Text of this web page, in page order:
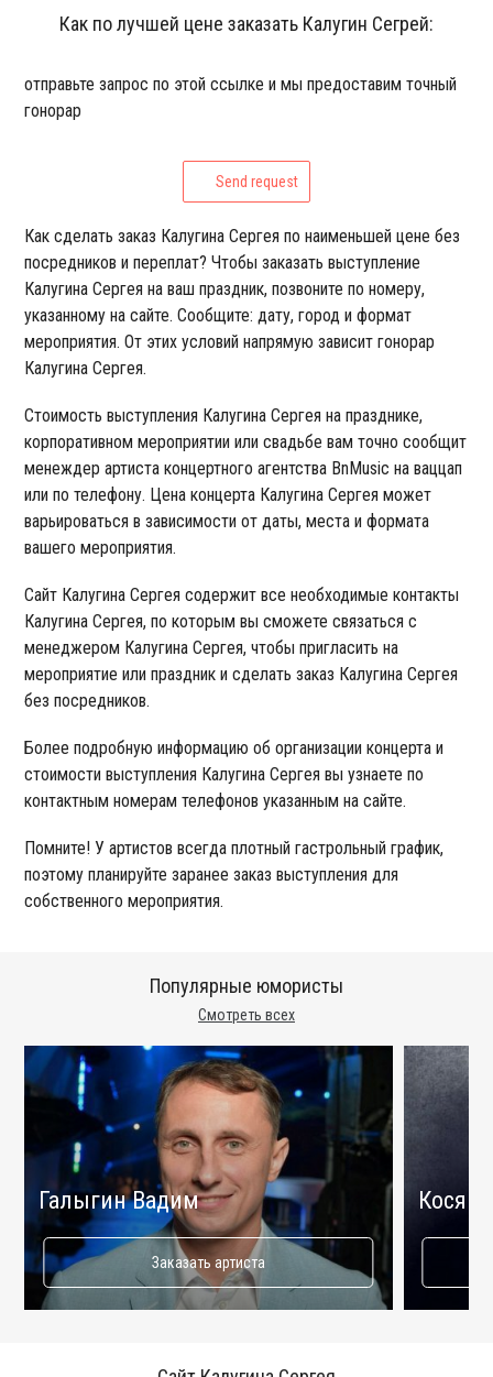
Как по лучшей цене заказать Калугин Сегрей:
отправьте запрос по этой ссылке и мы предоставим точный
гонорар
Send request
Как сделать заказ Калугина Сергея по наименьшей цене без
посредников и переплат? Чтобы заказать выступление
Калугина Сергея на ваш праздник, позвоните по номеру,
указанному на сайте. Сообщите: дату, город и формат
мероприятия. От этих условий напрямую зависит гонорар
Калугина Сергея.
Стоимость выступления Калугина Сергея на празднике,
корпоративном мероприятии или свадьбе вам точно сообщит
менеждер артиста концертного агентства BnMusic на ваццап
или по телефону. Цена концерта Калугина Сергея может
варьироваться в зависимости от даты, места и формата
вашего мероприятия.
Сайт Калугина Сергея содержит все необходимые контакты
Калугина Сергея, по которым вы сможете связаться с
менеджером Калугина Сергея, чтобы пригласить на
мероприятие или праздник и сделать заказ Калугина Сергея
без посредников.
Более подробную информацию об организации концерта и
стоимости выступления Калугина Сергея вы узнаете по
контактным номерам телефонов указанным на сайте.
Помните! У артистов всегда плотный гастрольный график,
поэтому планируйте заранее заказ выступления для
собственного мероприятия.
Смотреть всех
Популярные юмористы
Галыгин Вадим
Заказать артиста